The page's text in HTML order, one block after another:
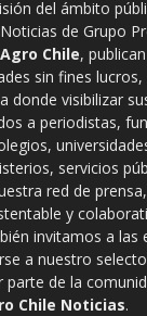
del ámbito
de Grupo
Chile,
sin fines lucros,
donde visibilizar
a periodistas,
servicios
red de
y
invitamos a las
a nuestro
parte de la
Chile Noticias.